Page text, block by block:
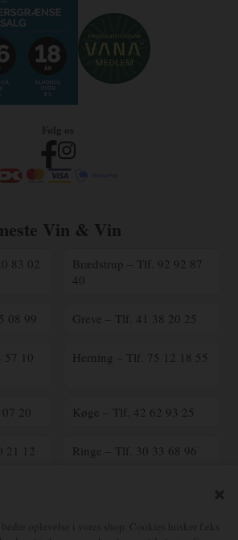
Følg os
Vin & Vin
83 02
Brædstrup – Tlf. 92 92 87
40
08 99 Greve – Tlf. 41 38 20 25
57 10
Herning – Tlf. 75 12 18 55
20 Køge – Tlf. 42 62 93 25
21 12
Ringe – Tlf. 30 33 68 96